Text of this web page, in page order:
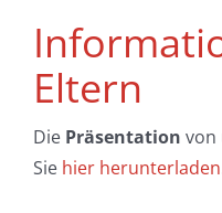
Eltern
Die Präsentation von
Sie hier herunterladen